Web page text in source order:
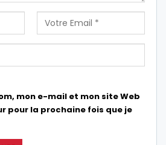
mon e-mail et mon site Web
pour la prochaine fois que je